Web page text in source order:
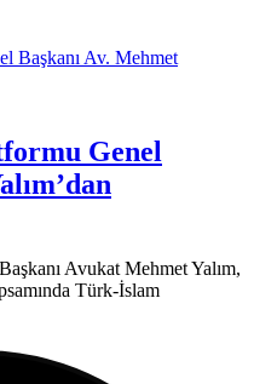
Genel
Avukat Mehmet Yalım,
Türk-İslam